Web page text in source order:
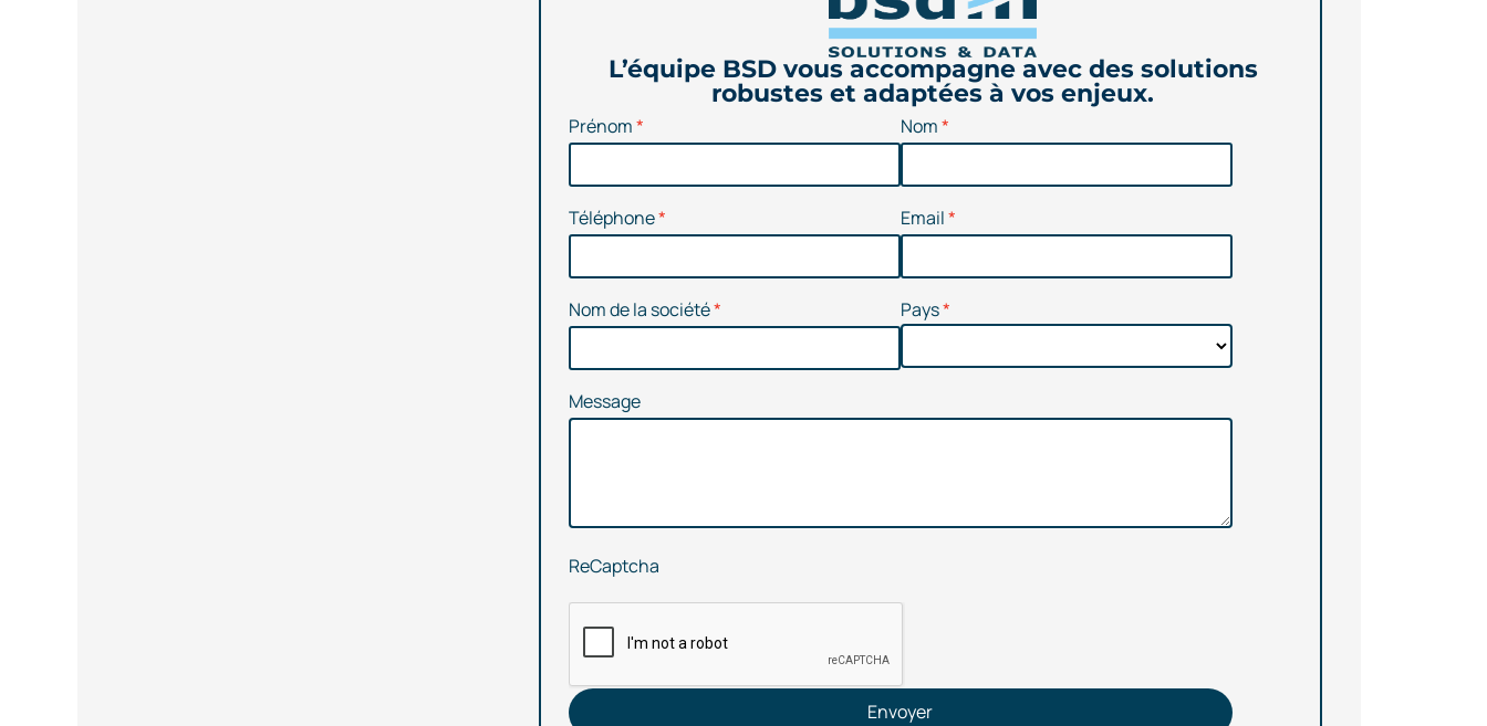
L’équipe BSD vous accompagne avec des solutions
robustes et adaptées à vos enjeux.
Prénom Nom
Téléphone Email
Nom de la société Pays
Message
ReCaptcha
Envoyer